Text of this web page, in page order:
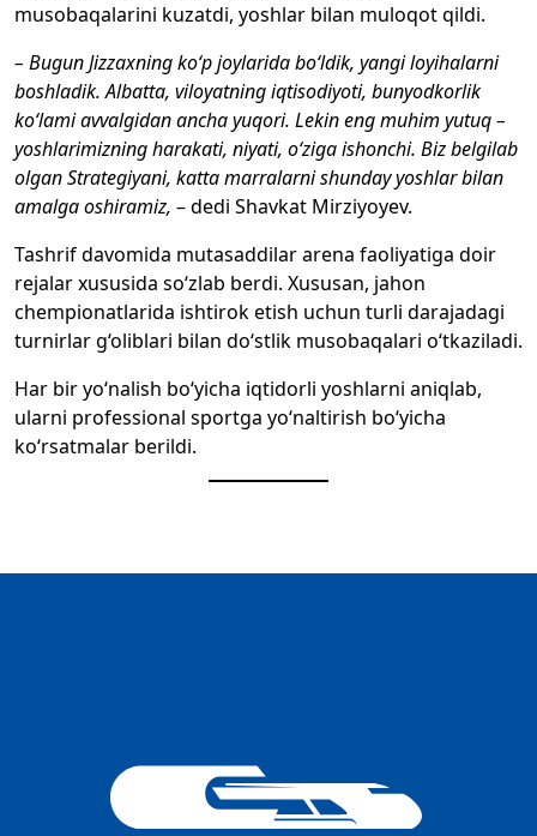
musobaqalarini kuzatdi, yoshlar bilan muloqot qildi.
– Bugun Jizzaxning ko‘p joylarida bo‘ldik, yangi loyihalarni
boshladik. Albatta, viloyatning iqtisodiyoti, bunyodkorlik
ko‘lami avvalgidan ancha yuqori. Lekin eng muhim yutuq –
yoshlarimizning harakati, niyati, o‘ziga ishonchi. Biz belgilab
olgan Strategiyani, katta marralarni shunday yoshlar bilan
amalga oshiramiz, – dedi Shavkat Mirziyoyev.
Tashrif davomida mutasaddilar arena faoliyatiga doir
rejalar xususida so‘zlab berdi. Xususan, jahon
chempionatlarida ishtirok etish uchun turli darajadagi
turnirlar g‘oliblari bilan do‘stlik musobaqalari o‘tkaziladi.
Har bir yo‘nalish bo‘yicha iqtidorli yoshlarni aniqlab,
ularni professional sportga yo‘naltirish bo‘yicha
ko‘rsatmalar berildi.